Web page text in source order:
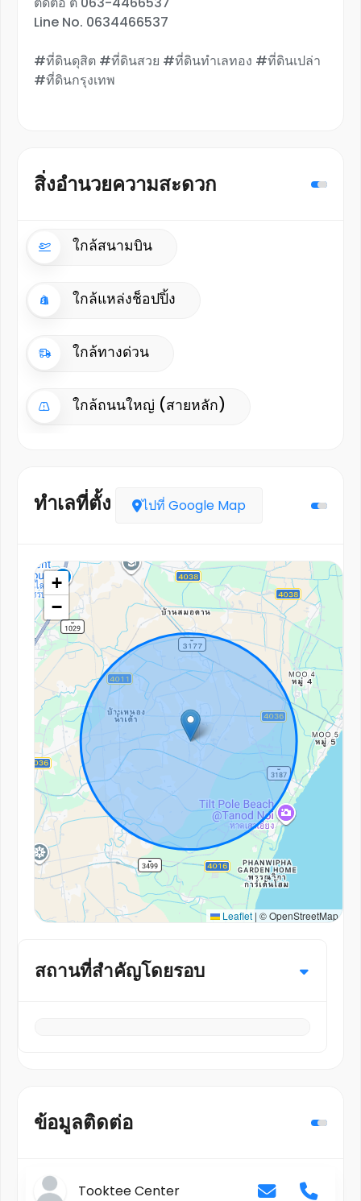
Line No. 0634466537
#ที่ดินดุสิต #ที่ดินสวย #ที่ดินทำเลทอง #ที่ดินเปล่า
#ที่ดินกรุงเทพ
สิ่งอำนวยความสะดวก
ใกล้สนามบิน
ใกล้แหล่งช็อปปิ้ง
ใกล้ทางด่วน
ใกล้ถนนใหญ่ (สายหลัก)
ทำเลที่ตั้ง ไปที่ Google Map
+
−
Leaflet | © OpenStreetMap
สถานที่สำคัญโดยรอบ
ข้อมูลติดต่อ
Tooktee Center